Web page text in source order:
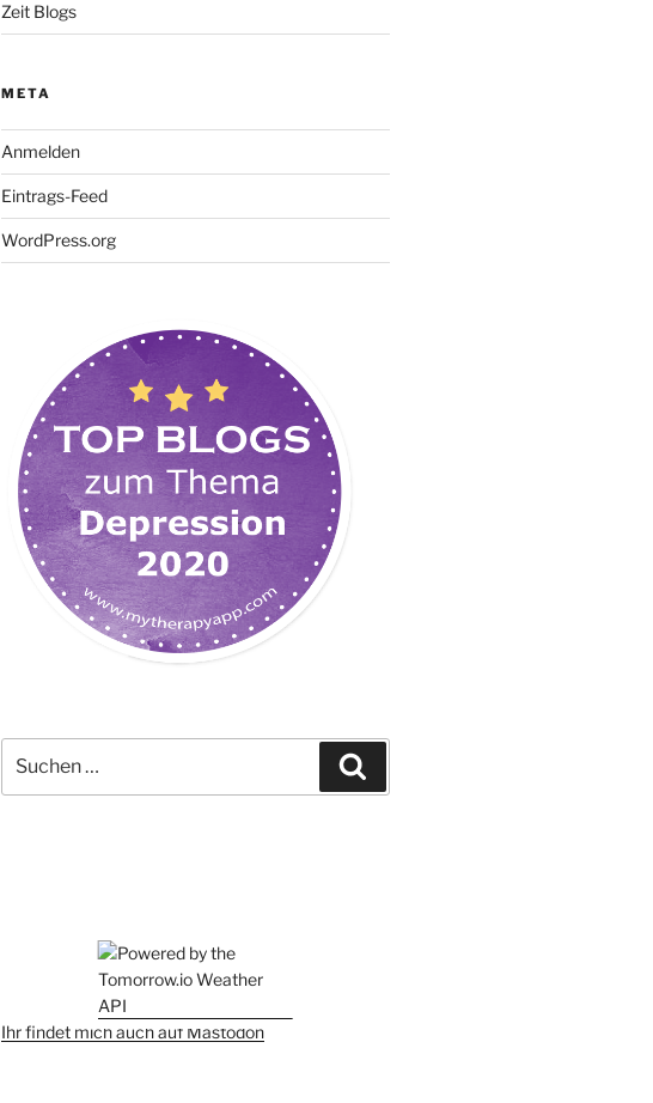
Zeit Blogs
META
Anmelden
Eintrags-Feed
WordPress.org
nach:
Ihr findet mich auch auf Mastodon